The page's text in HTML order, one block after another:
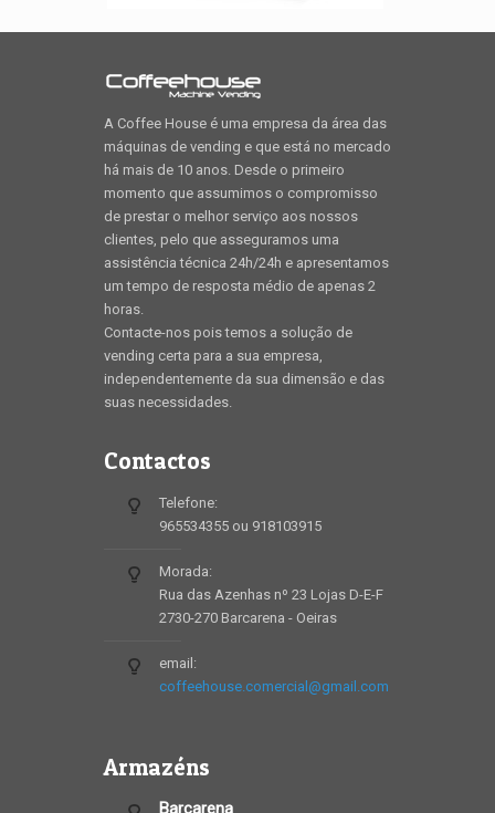
A Coffee House é uma empresa da área das
máquinas de vending e que está no mercado
há mais de 10 anos. Desde o primeiro
momento que assumimos o compromisso
de prestar o melhor serviço aos nossos
clientes, pelo que asseguramos uma
assistência técnica 24h/24h e apresentamos
um tempo de resposta médio de apenas 2
horas.
Contacte-nos pois temos a solução de
vending certa para a sua empresa,
independentemente da sua dimensão e das
suas necessidades.
Contactos
Telefone:
965534355 ou 918103915
Morada:
Rua das Azenhas nº 23 Lojas D-E-F
2730-270 Barcarena - Oeiras
email:
coffeehouse.comercial@gmail.com
Armazéns
Barcarena